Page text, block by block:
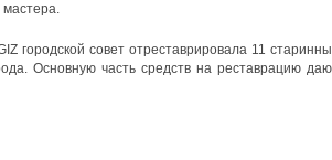
мастера.
городской совет отреставрировала 11
Основную часть средств на реставрацию